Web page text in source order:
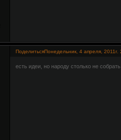
ПоделитьсяПонедельник, 4 апреля, 2011г.
есть идеи, но народу столько не